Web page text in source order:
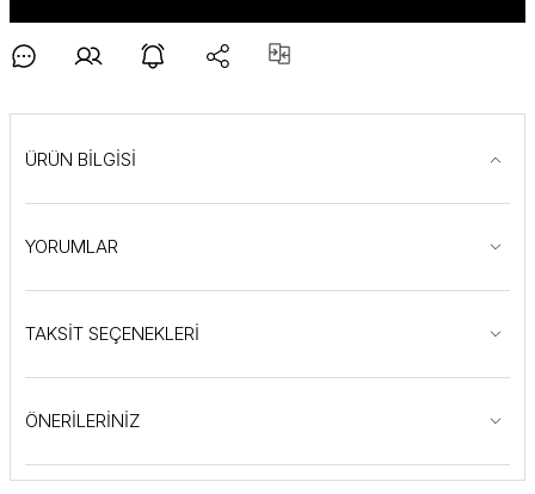
ÜRÜN BİLGİSİ
YORUMLAR
TAKSİT SEÇENEKLERİ
ÖNERİLERİNİZ